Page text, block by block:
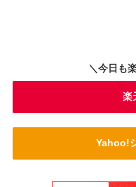
＼今日も
楽
Yahoo!